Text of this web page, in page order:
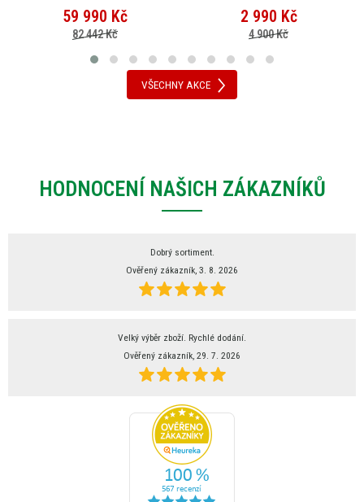
59 990 Kč
82 442 Kč
2 990 Kč
4 900 Kč
VŠECHNY AKCE
HODNOCENÍ NAŠICH ZÁKAZNÍKŮ
Dobrý sortiment.
Ověřený zákazník, 3. 8. 2026
Velký výběr zboží. Rychlé dodání.
Ověřený zákazník, 29. 7. 2026